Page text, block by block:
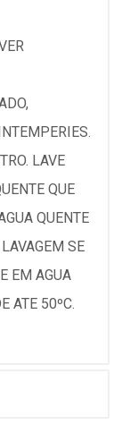
LAVE
QUE
QUENTE
SE
EM AGUA
ATE 50ºC.